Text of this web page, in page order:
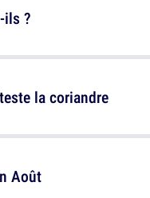
la coriandre
ils ?
Août